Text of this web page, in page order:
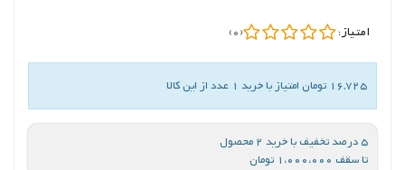
امتیاز: (0)
16,725 تومان امتیاز با خرید 1 عدد از این کالا
5 درصد تخفیف با خرید 2 محصول
تا سقف 1،000،000 تومان